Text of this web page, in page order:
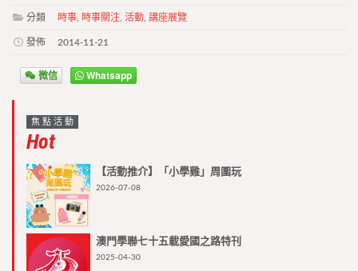
分類 時事 時事關注 活動 講座展覽
發佈 2014-11-21
微信 Whatsapp
焦點活動
Hot
【活動推介】「小學雞」周圍玩
2026-07-08
澳門學聯七十五載愛國之路特刊
2025-04-30